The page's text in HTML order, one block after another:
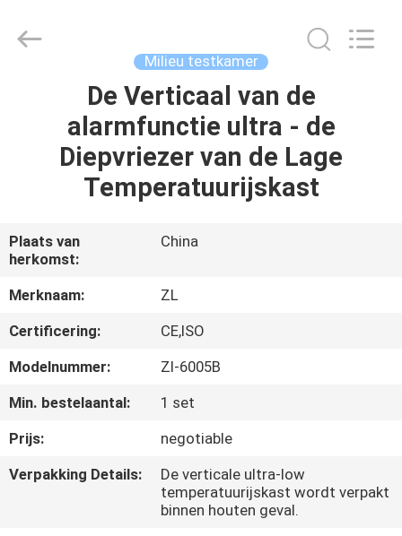
PRODUCTEN
ONGEVEER
ONS
FABRIEKSREIS
KWALITEITSCONTROLE
CONTACTEER
Technology
Milieu testkamer
De Verticaal van de
alarmfunctie ultra - de
Diepvriezer van de Lage
Temperatuurijskast
Plaats van
herkomst:
China
Merknaam:
ZL
Certificering:
CE,ISO
Modelnummer:
Zl-6005B
Min. bestelaantal:
1 set
Prijs:
negotiable
Verpakking Details:
De verticale ultra-low
temperatuurijskast wordt verpakt
binnen houten geval.